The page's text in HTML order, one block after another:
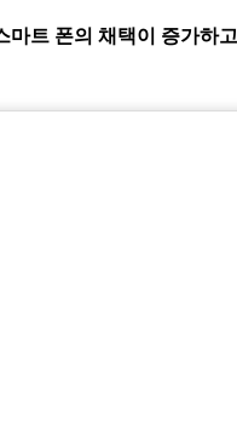
트 폰의 채택이 증가하